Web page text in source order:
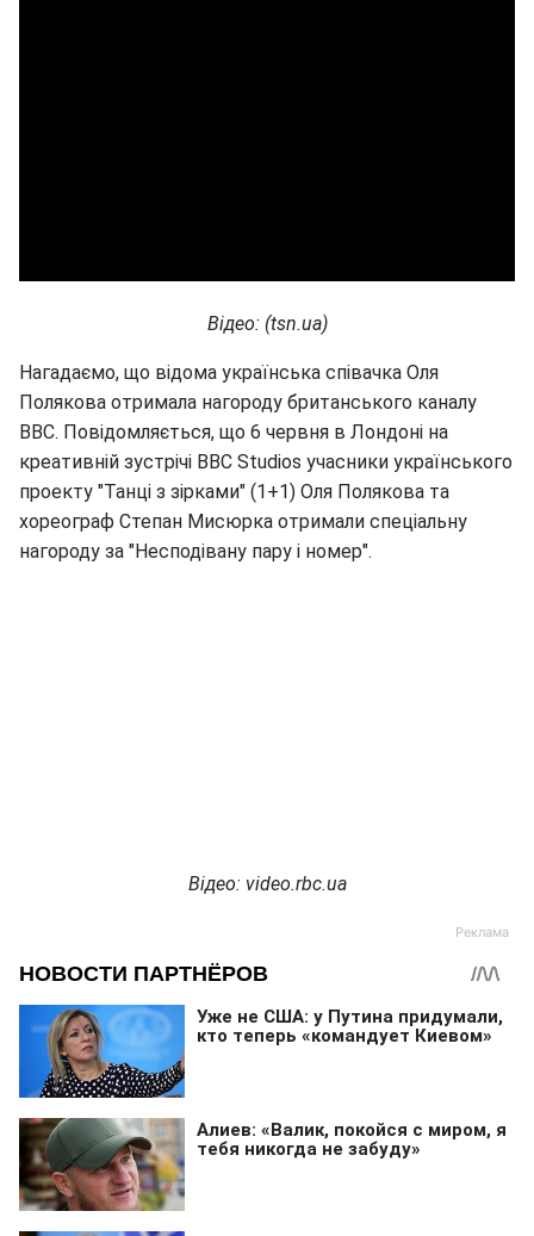
Відео: (tsn.ua)
Нагадаємо, що відома українська співачка Оля
Полякова отримала нагороду британського каналу
ВВС. Повідомляється, що 6 червня в Лондоні на
креативній зустрічі BBC Studios учасники українського
проекту "Танці з зірками" (1+1) Оля Полякова та
хореограф Степан Мисюрка отримали спеціальну
нагороду за "Несподівану пару і номер".
Відео: video.rbc.ua